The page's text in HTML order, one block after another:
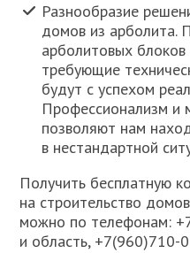
Разнообразие
домов из арболита.
арболитовых
требующие
будут с успехом
Профессионализм и
позволяют нам
в нестандартной
Получить бесплатную
на строительство
можно по телефонам:
и область, +7(960)710-